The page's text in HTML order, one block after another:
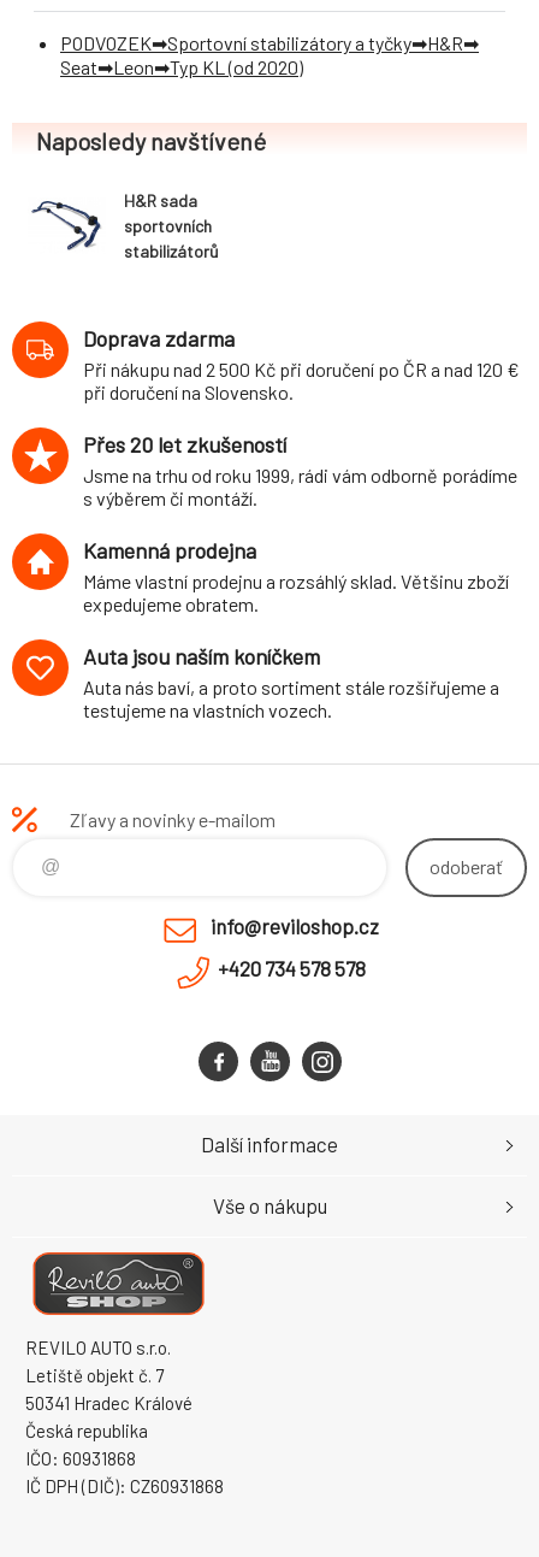
PODVOZEK Sportovní stabilizátory a tyčky
H&R
Seat
Leon Typ KL (od 2020)
Naposledy navštívené
H&R sada
sportovních
stabilizátorů
(KL) 5-dvéř.,
Sportstourer,
2WD, r.v. 2020-,
průměr 26
FR, vč. Cupra, s
víceprvkovou ZN
Doprava zdarma
Při nákupu nad 2 500 Kč při doručení po ČR a nad 120 €
při doručení na Slovensko.
Přes 20 let zkušeností
Jsme na trhu od roku 1999, rádi vám odborně porádíme
s výběrem či montáží.
Kamenná prodejna
Máme vlastní prodejnu a rozsáhlý sklad. Většinu zboží
expedujeme obratem.
Auta jsou naším koníčkem
Auta nás baví, a proto sortiment stále rozšiřujeme a
testujeme na vlastních vozech.
Zľavy a novinky e-mailom
odoberať
info@reviloshop.cz
+420 734 578 578
REVILO AUTO s.r.o.
Letiště objekt č. 7
50341 Hradec Králové
Česká republika
IČO: 60931868
IČ DPH (DIČ): CZ60931868
Další informace
Vše o nákupu